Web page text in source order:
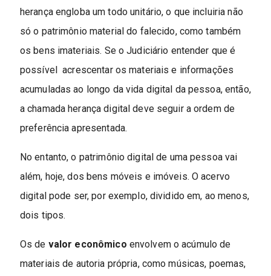
herança engloba um todo unitário, o que incluiria não
só o patrimônio material do falecido, como também
os bens imateriais. Se o Judiciário entender que é
possível acrescentar os materiais e informações
acumuladas ao longo da vida digital da pessoa, então,
a chamada herança digital deve seguir a ordem de
preferência apresentada.
No entanto, o patrimônio digital de uma pessoa vai
além, hoje, dos bens móveis e imóveis. O acervo
digital pode ser, por exemplo, dividido em, ao menos,
dois tipos.
Os de valor econômico envolvem o acúmulo de
materiais de autoria própria, como músicas, poemas,